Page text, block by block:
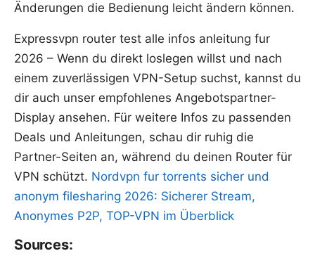
Änderungen die Bedienung leicht ändern können.
Expressvpn router test alle infos anleitung fur
2026 – Wenn du direkt loslegen willst und nach
einem zuverlässigen VPN-Setup suchst, kannst du
dir auch unser empfohlenes Angebotspartner-
Display ansehen. Für weitere Infos zu passenden
Deals und Anleitungen, schau dir ruhig die
Partner-Seiten an, während du deinen Router für
VPN schützt. Nordvpn fur torrents sicher und
anonym filesharing 2026: Sicherer Stream,
Anonymes P2P, TOP-VPN im Überblick
Sources: